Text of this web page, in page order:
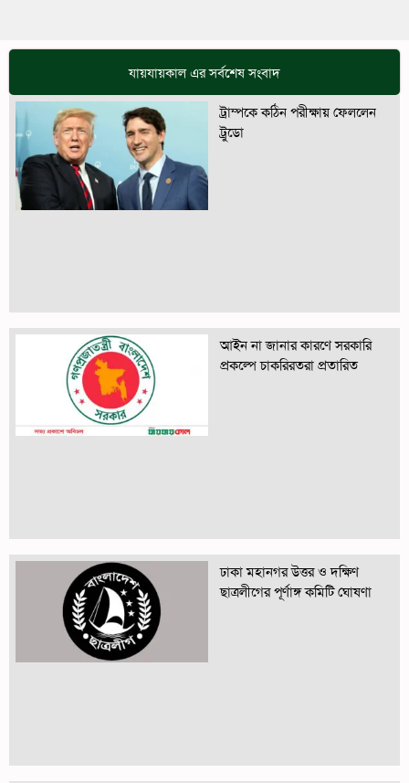
যায়যায়কাল এর সর্বশেষ সংবাদ
ট্রাম্পকে কঠিন পরীক্ষায় ফেললেন
ট্রুডো
আইন না জানার কারণে সরকারি
প্রকল্পে চাকরিরতরা প্রতারিত
ঢাকা মহানগর উত্তর ও দক্ষিণ
ছাত্রলীগের পূর্ণাঙ্গ কমিটি ঘোষণা